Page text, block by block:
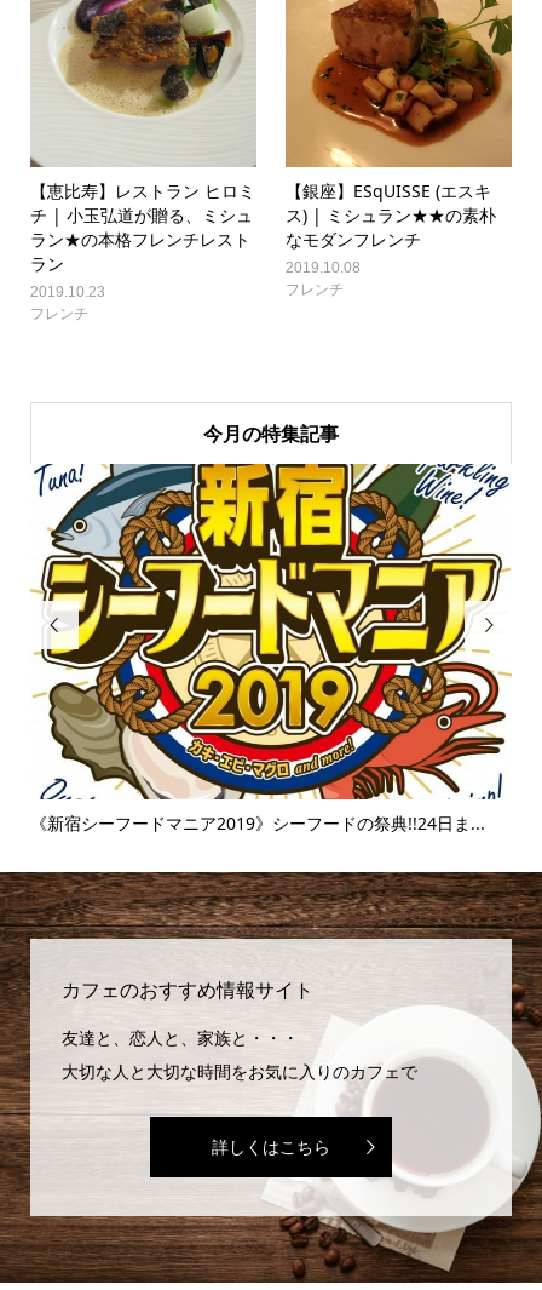
【恵比寿】レストラン ヒロミ
チ | 小玉弘道が贈る、ミシュ
ラン★の本格フレンチレスト
ラン
2019.10.23
フレンチ
【銀座】ESqUISSE (エスキ
ス) | ミシュラン★★の素朴
なモダンフレンチ
2019.10.08
フレンチ
今月の特集記事

《新宿シーフードマニア2019》シーフードの祭典!!24日ま...

カフェのおすすめ情報サイト
友達と、恋人と、家族と・・・
大切な人と大切な時間をお気に入りのカフェで
詳しくはこちら